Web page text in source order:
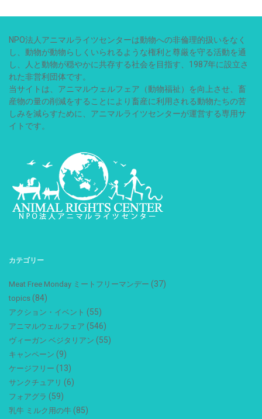
NPO法人アニマルライツセンターは動物への非倫理的扱いをなく
し、動物が動物らしくいられるような権利と尊厳を守る活動を通
し、人と動物が穏やかに共存する社会を目指す、1987年に設立さ
れた非営利団体です。
当サイトは、アニマルウェルフェア（動物福祉）を向上させ、畜
産物の量の削減をすることにより畜産に利用される動物たちの苦
しみを減らすために、アニマルライツセンターが運営する専用サ
イトです。
カテゴリー
Meat Free Monday ミートフリーマンデー (37)
topics (84)
アクション・イベント (55)
アニマルウェルフェア (546)
ヴィーガン ベジタリアン (55)
キャンペーン (9)
ケージフリー (13)
サンクチュアリ (6)
フォアグラ (59)
乳牛 ミルク用の牛 (85)